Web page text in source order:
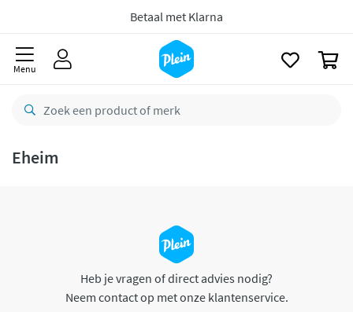
Betaal met Klarna
Menu
Eheim
Heb je vragen of direct advies nodig?
Neem contact op met onze klantenservice.